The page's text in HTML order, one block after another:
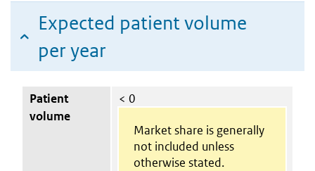
Expected patient volume
per year
Patient
volume
< 0
Market share is generally
not included unless
otherwise stated.